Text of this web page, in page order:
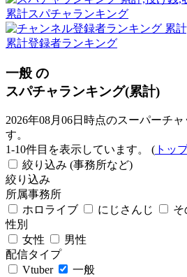
累計スパチャランキング
累計登録者ランキング
一般 の
スパチャランキング(累計)
2026年08月06日時点のスーパーチ
す。
1-10件目を表示しています。 ( トッ
絞り込み (事務所など)
絞り込み
所属事務所
ホロライブ
にじさんじ そ
性別
女性
男性
配信タイプ
Vtuber
一般